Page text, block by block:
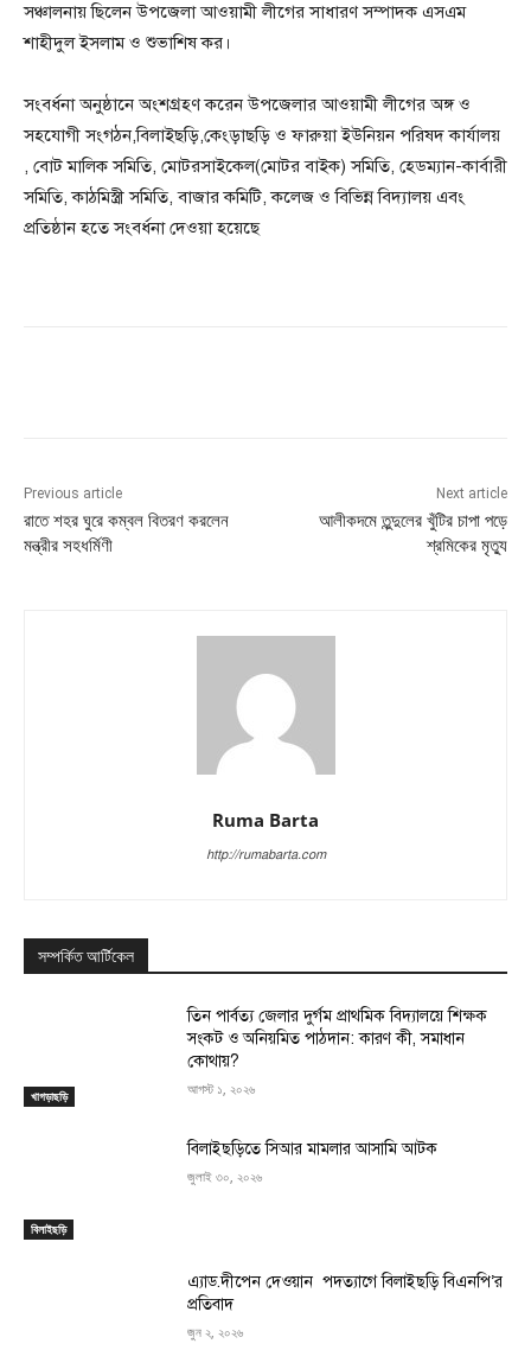
সঞ্চালনায় ছিলেন উপজেলা আওয়ামী লীগের সাধারণ সম্পাদক এসএম
শাহীদুল ইসলাম ও শুভাশিষ কর।
সংবর্ধনা অনুষ্ঠানে অংশগ্রহণ করেন উপজেলার আওয়ামী লীগের অঙ্গ ও
সহযোগী সংগঠন,বিলাইছড়ি,কেংড়াছড়ি ও ফারুয়া ইউনিয়ন পরিষদ কার্যালয়
, বোট মালিক সমিতি, মোটরসাইকেল(মোটর বাইক) সমিতি, হেডম্যান-কার্বারী
সমিতি, কাঠমিস্ত্রী সমিতি, বাজার কমিটি, কলেজ ও বিভিন্ন বিদ্যালয় এবং
প্রতিষ্ঠান হতে সংবর্ধনা দেওয়া হয়েছে
Previous article
রাতে শহর ঘুরে কম্বল বিতরণ করলেন
মন্ত্রীর সহধর্মিণী
Next article
আলীকদমে তুন্দুলের খুঁটির চাপা পড়ে
শ্রমিকের মৃত্যু
Ruma Barta
http://rumabarta.com
সম্পর্কিত আর্টিকেল
খাগড়াছড়ি
তিন পার্বত্য জেলার দুর্গম প্রাথমিক বিদ্যালয়ে শিক্ষক
সংকট ও অনিয়মিত পাঠদান: কারণ কী, সমাধান
কোথায়?
আগস্ট ১, ২০২৬
বিলাইছড়ি
বিলাইছড়িতে সিআর মামলার আসামি আটক
জুলাই ৩০, ২০২৬
এ্যাড.দীপেন দেওয়ান পদত্যাগে বিলাইছড়ি বিএনপি’র
প্রতিবাদ
জুন ২, ২০২৬